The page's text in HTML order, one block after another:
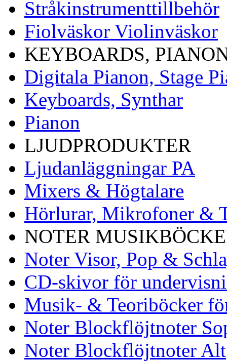
Stråkinstrumenttillbehör
Fiolväskor Violinväskor
KEYBOARDS,
Digitala Pianon, Stage
Keyboards, Synthar
Pianon
LJUDPRODUKTER
Ljudanläggningar PA
Mixers & Högtalare
Hörlurar, Mikrofoner &
NOTER
Noter Visor, Pop &
CD-skivor för
Musik- & Teoriböcker
Noter Blockflöjtnoter
Noter Blockflöjtnoter Alt